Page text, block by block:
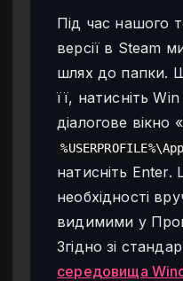
Під час нашого
версії в Steam
шлях до папки.
її, натисніть
діалогове вікно
натисніть Enter.
необхідності
видимими у
Згідно зі
середовища